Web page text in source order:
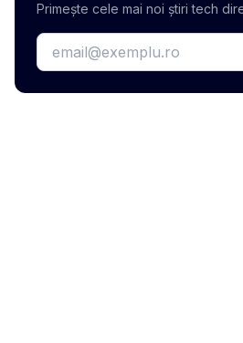
Primește cele mai noi știri tech